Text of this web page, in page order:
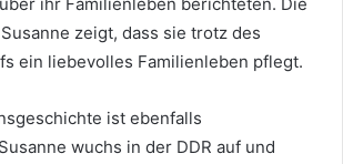
zeigt, dass sie trotz des
ein liebevolles Familienleben pflegt.
ist ebenfalls
wuchs in der DDR auf und